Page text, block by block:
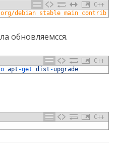
C++
debian stable main contrib
обновляемсся.
C++
apt -get dist -upgrade
C++